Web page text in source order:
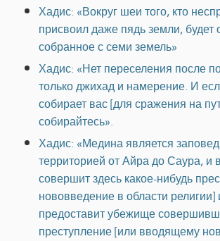
Хадис: «Вокруг шеи того, кто
присвоил даже пядь земли, будет
собранное с семи земель»
Хадис: «Нет переселения после
только джихад и намерение. И
собирает вас [для сражения на
собирайтесь».
Хадис: «Медина является
территорией от Айра до Саура, и
совершит здесь какое-нибудь
нововведение в области религии]
предоставит убежище
преступление [или вводящему